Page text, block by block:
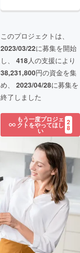
このプロジェクトは、
2023/03/22に募集を開始
し、 418人の支援により
38,231,800円の資金を集
め、 2023/04/28に募集を
終了しました
もう一度プロジェ
クトをやってほし
い
2
8